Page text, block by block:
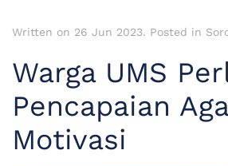
Written on 26 Jun 2023. Posted in
Warga UMS
Pencapaian
Motivasi